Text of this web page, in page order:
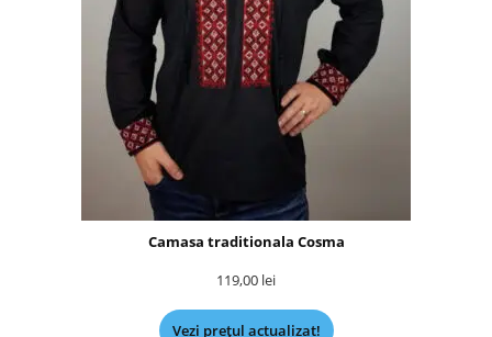
Camasa traditionala Cosma
119,00 lei
Vezi prețul actualizat!